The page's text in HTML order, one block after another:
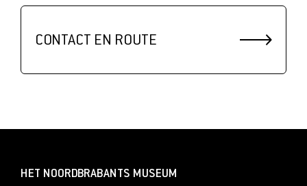
CONTACT EN ROUTE
HET NOORDBRABANTS MUSEUM